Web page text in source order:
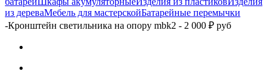
из дереваМебель для мастерскойБатарейные перемычки
-Кронштейн светильника на опору mbk2 - 2 000 ₽ руб